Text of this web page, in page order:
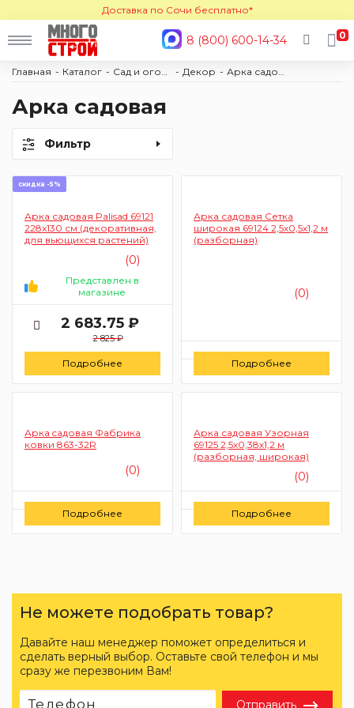
Доставка по Сочи бесплатно*
8 (800) 600-14-34 0
Главная Каталог Декор
Арка садовая
Фильтр
скидка -5%
Арка садовая Palisad 69121
228х130 см (декоративная,
для вьющихся растений)
(0)
Представлен в
магазине
2 683.75 ₽
2 825 ₽
Подробнее
Арка садовая Сетка
широкая 69124 2,5х0,5х1,2 м
(разборная)
(0)
Заказать
Подробнее
Арка cадовая Фабрика
ковки 863-32R
(0)
Заказать
Подробнее
Арка садовая Узорная
69125 2,5х0,38х1,2 м
(разборная, широкая)
(0)
Заказать
Подробнее
Не можете подобрать товар?
Давайте наш менеджер поможет определиться и
сделать верный выбор. Оставьте свой телефон и мы
сразу же перезвоним Вам!
Отправить